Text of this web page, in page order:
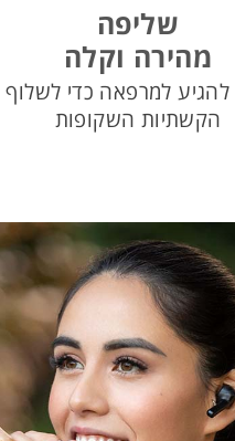
שליפה
מהירה וקלה
להגיע למרפאה כדי
הקשתיות השקופות